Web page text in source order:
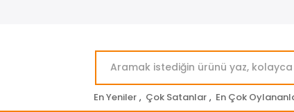
En Yeniler , Çok Satanlar , En Çok